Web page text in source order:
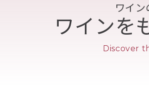
ワイ
ワインを
Discover